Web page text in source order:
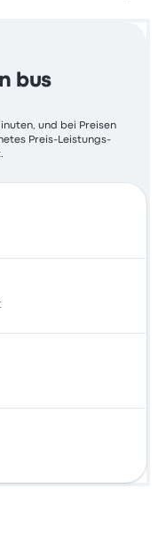
bus
und bei Preisen
Preis-Leistungs-